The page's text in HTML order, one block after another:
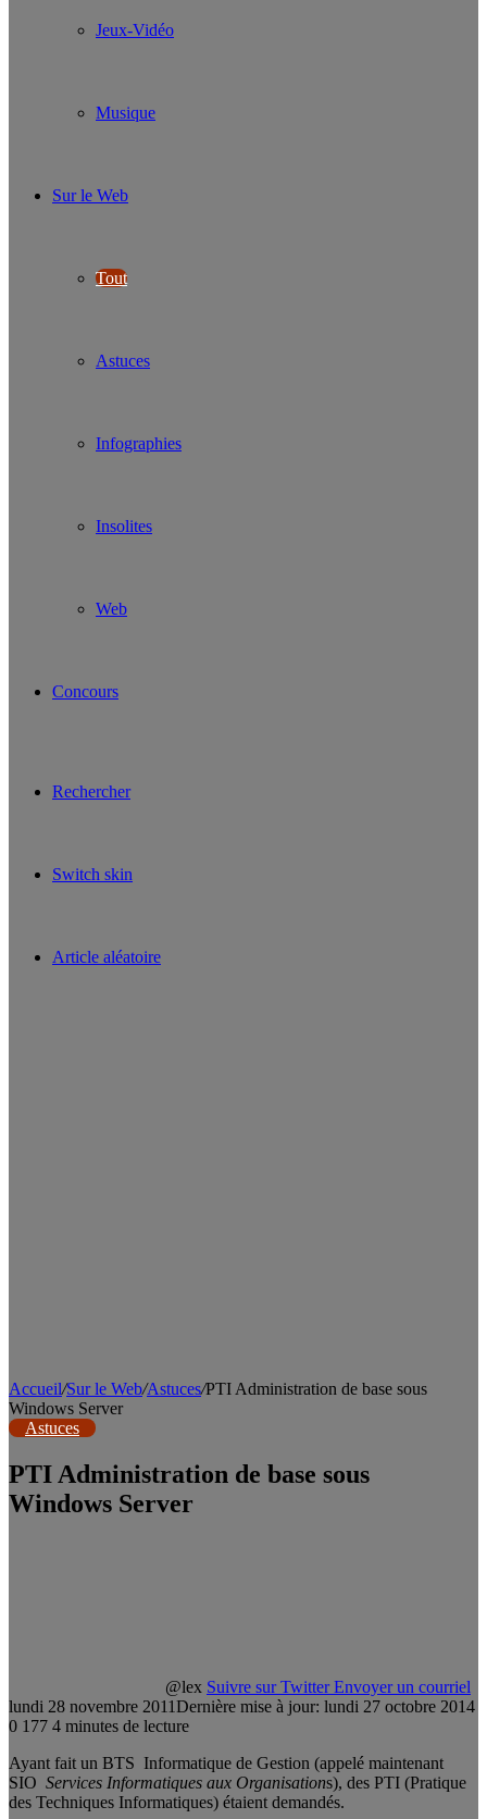
Jeux-Vidéo
Musique
Sur le Web
Tout
Astuces
Infographies
Insolites
Web
Concours
Rechercher
Switch skin
Article aléatoire
Accueil/Sur le Web/Astuces/PTI Administration de base sous
Windows Server
Astuces
PTI Administration de base sous
Windows Server
@lex Suivre sur Twitter Envoyer un courriel
lundi 28 novembre 2011Dernière mise à jour: lundi 27 octobre 2014
0 177 4 minutes de lecture
Ayant fait un BTS Informatique de Gestion (appelé maintenant
SIO Services Informatiques aux Organisations), des PTI (Pratique
des Techniques Informatiques) étaient demandés.